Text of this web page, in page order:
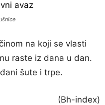
na koji se vlasti
raste iz dana u dan.
šute i trpe.
(Bh-index)